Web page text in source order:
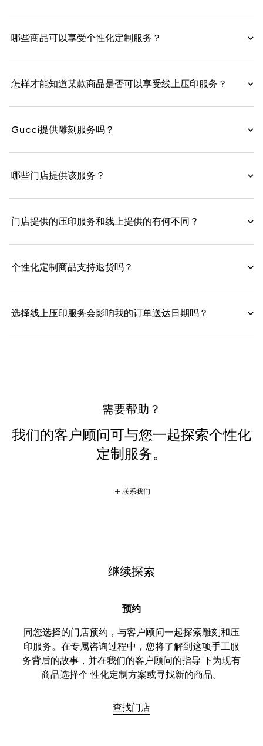
哪些商品可以享受个性化定制服务？
怎样才能知道某款商品是否可以享受线上压印服务？
Gucci提供雕刻服务吗？
哪些门店提供该服务？
门店提供的压印服务和线上提供的有何不同？
个性化定制商品支持退货吗？
选择线上压印服务会影响我的订单送达日期吗？
需要帮助？
我们的客户顾问可与您一起探索个性化
定制服务。
联系我们
继续探索
预约
同您选择的门店预约，与客户顾问一起探索雕刻和压
印服务。在专属咨询过程中，您将了解到这项手工服
务背后的故事，并在我们的客户顾问的指导 下为现有
商品选择个 性化定制方案或寻找新的商品。
查找门店